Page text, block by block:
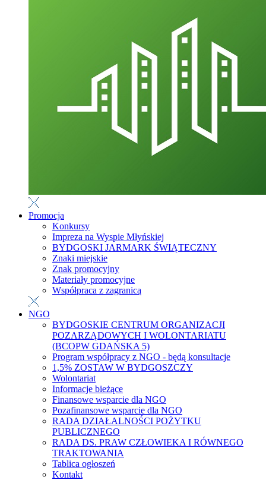
Promocja
Konkursy
Impreza na Wyspie Młyńskiej
BYDGOSKI JARMARK ŚWIĄTECZNY
Znaki miejskie
Znak promocyjny
Materiały promocyjne
Współpraca z zagranicą
NGO
BYDGOSKIE CENTRUM ORGANIZACJI
POZARZĄDOWYCH I WOLONTARIATU
(BCOPW GDAŃSKA 5)
Program współpracy z NGO - będą konsultacje
1,5% ZOSTAW W BYDGOSZCZY
Wolontariat
Informacje bieżące
Finansowe wsparcie dla NGO
Pozafinansowe wsparcie dla NGO
RADA DZIAŁALNOŚCI POŻYTKU
PUBLICZNEGO
RADA DS. PRAW CZŁOWIEKA I RÓWNEGO
TRAKTOWANIA
Tablica ogłoszeń
Kontakt